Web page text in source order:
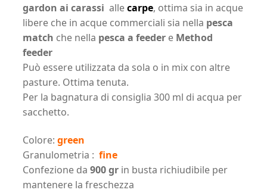
gardon ai carassi allecarpe, ottima sia in acque
libere che in acque commerciali sia nella pesca
match che nella pesca a feedere Method
feeder
Può essere utilizzata da sola o in mix con altre
pasture. Ottima tenuta.
Per la bagnatura di consiglia 300 ml di acqua per
sacchetto.
Colore: green
Granulometria : fine
Confezione da 900 gr in busta richiudibile per
mantenere la freschezza